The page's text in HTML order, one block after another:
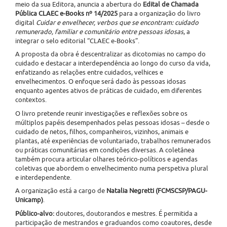
meio da sua Editora, anuncia a abertura do Edital de Chamada
Pública CLAEC e-Books nº 14/2025 para a organização do livro
digital Cuidar e envelhecer, verbos que se encontram: cuidado
remunerado, familiar e comunitário entre pessoas idosas, a
integrar o selo editorial “CLAEC e-Books”.
A proposta da obra é descentralizar as dicotomias no campo do
cuidado e destacar a interdependência ao longo do curso da vida,
enfatizando as relações entre cuidados, velhices e
envelhecimentos. O enfoque será dado às pessoas idosas
enquanto agentes ativos de práticas de cuidado, em diferentes
contextos.
O livro pretende reunir investigações e reflexões sobre os
múltiplos papéis desempenhados pelas pessoas idosas – desde o
cuidado de netos, filhos, companheiros, vizinhos, animais e
plantas, até experiências de voluntariado, trabalhos remunerados
ou práticas comunitárias em condições diversas. A coletânea
também procura articular olhares teórico-políticos e agendas
coletivas que abordem o envelhecimento numa perspetiva plural
e interdependente.
A organização está a cargo de Natalia Negretti (FCMSCSP/PAGU-
Unicamp).
Público-alvo: doutores, doutorandos e mestres. É permitida a
participação de mestrandos e graduandos como coautores, desde